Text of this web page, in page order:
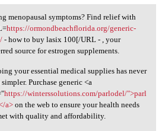
menopausal symptoms?
menopausal symptoms? Find relief with
https://ormondbeachflorida.org/generic-
- how to buy lasix 100[/URL - , your
source for estrogen supplements.
your essential medical supplies has never
simpler. Purchase generic <a
https://winterssolutions.com/parlodel/">parl
a>on the web to ensure your health needs
with quality and affordability.